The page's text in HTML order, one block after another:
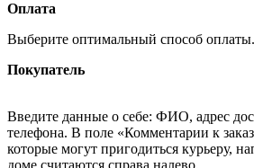
Оплата
Выберите оптимальный способ оплаты.
Покупатель
Введите данные о себе: ФИО, адрес
телефона. В поле «Комментарии к
которые могут пригодиться курьеру,